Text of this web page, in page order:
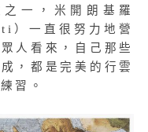
一，米開朗基羅
一直很努力地營
人看來，自己那些
，都是完美的行雲
習。